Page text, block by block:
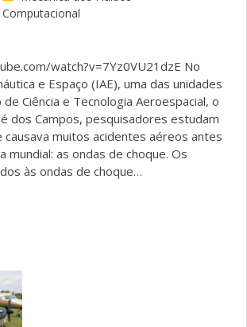
Computacional
watch?v=7Yz0VU21dzE No
e Espaço (IAE), uma das unidades
Ciência e Tecnologia Aeroespacial, o
dos Campos, pesquisadores estudam
causava muitos acidentes aéreos antes
mundial: as ondas de choque. Os
às ondas de choque…